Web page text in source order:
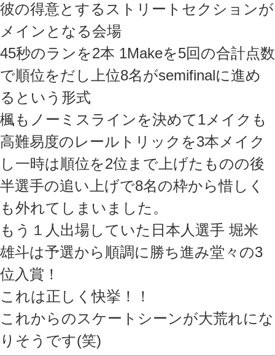
彼の得意とするストリートセクションが
メインとなる会場
45秒のランを2本 1Makeを5回の合計点数
で順位をだし上位8名がsemifinalに進め
るという形式
楓もノーミスラインを決めて1メイクも
高難易度のレールトリックを3本メイク
し一時は順位を2位まで上げたものの後
半選手の追い上げで8名の枠から惜しく
も外れてしまいました。
もう１人出場していた日本人選手 堀米
雄斗は予選から順調に勝ち進み堂々の3
位入賞！
これは正しく快挙！！
これからのスケートシーンが大荒れにな
りそうです(笑)